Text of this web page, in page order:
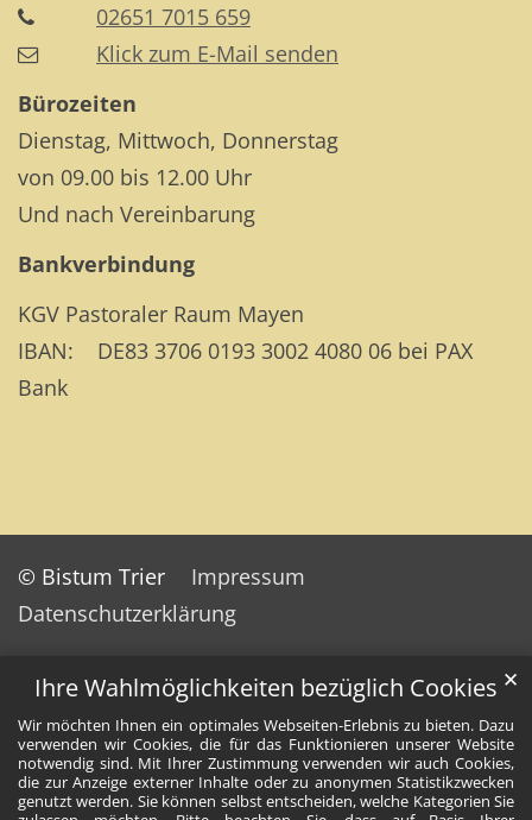
Ihre Wahlmöglichkeiten bezüglich Cookies
Wir möchten Ihnen ein optimales Webseiten-Erlebnis zu bieten. Dazu
verwenden wir Cookies, die für das Funktionieren unserer Website
notwendig sind. Mit Ihrer Zustimmung verwenden wir auch Cookies,
die zur Anzeige externer Inhalte oder zu anonymen Statistikzwecken
genutzt werden. Sie können selbst entscheiden, welche Kategorien Sie
✕
02651 7015 659
Klick zum E-Mail senden
Bürozeiten
Dienstag, Mittwoch, Donnerstag
von 09.00 bis 12.00 Uhr
Und nach Vereinbarung
Bankverbindung
KGV Pastoraler Raum Mayen
IBAN: DE83 3706 0193 3002 4080 06 bei PAX
Bank
© Bistum Trier
Impressum
Datenschutzerklärung